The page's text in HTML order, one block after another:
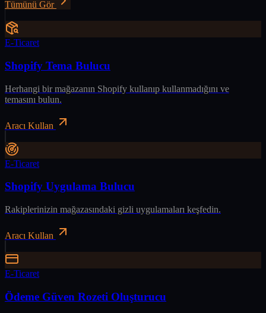
Tümünü Gör
E-Ticaret
Shopify Tema Bulucu
Herhangi bir mağazanın Shopify kullanıp kullanmadığını ve
temasını bulun.
Aracı Kullan
E-Ticaret
Shopify Uygulama Bulucu
Rakiplerinizin mağazasındaki gizli uygulamaları keşfedin.
Aracı Kullan
E-Ticaret
Ödeme Güven Rozeti Oluşturucu